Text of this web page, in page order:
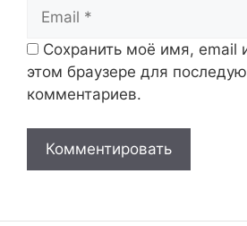
Сохранить моё имя, email
этом браузере для
комментариев.